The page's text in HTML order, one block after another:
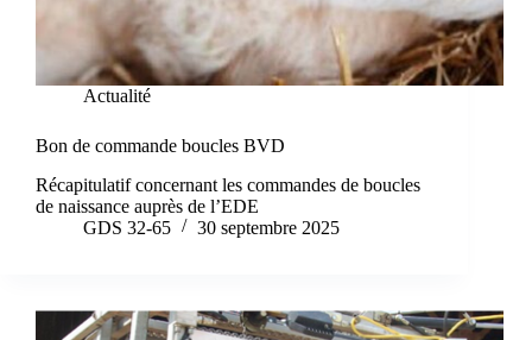
Actualité
Bon de commande boucles BVD
Récapitulatif concernant les commandes de boucles
de naissance auprès de l’EDE
GDS 32-65
30 septembre 2025